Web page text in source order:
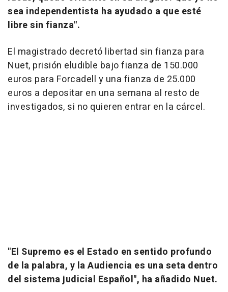
sea independentista ha ayudado a que esté
libre sin fianza".
El magistrado decretó libertad sin fianza para
Nuet, prisión eludible bajo fianza de 150.000
euros para Forcadell y una fianza de 25.000
euros a depositar en una semana al resto de
investigados, si no quieren entrar en la cárcel.
"El Supremo es el Estado en sentido profundo
de la palabra, y la Audiencia es una seta dentro
del sistema judicial Español", ha añadido Nuet.